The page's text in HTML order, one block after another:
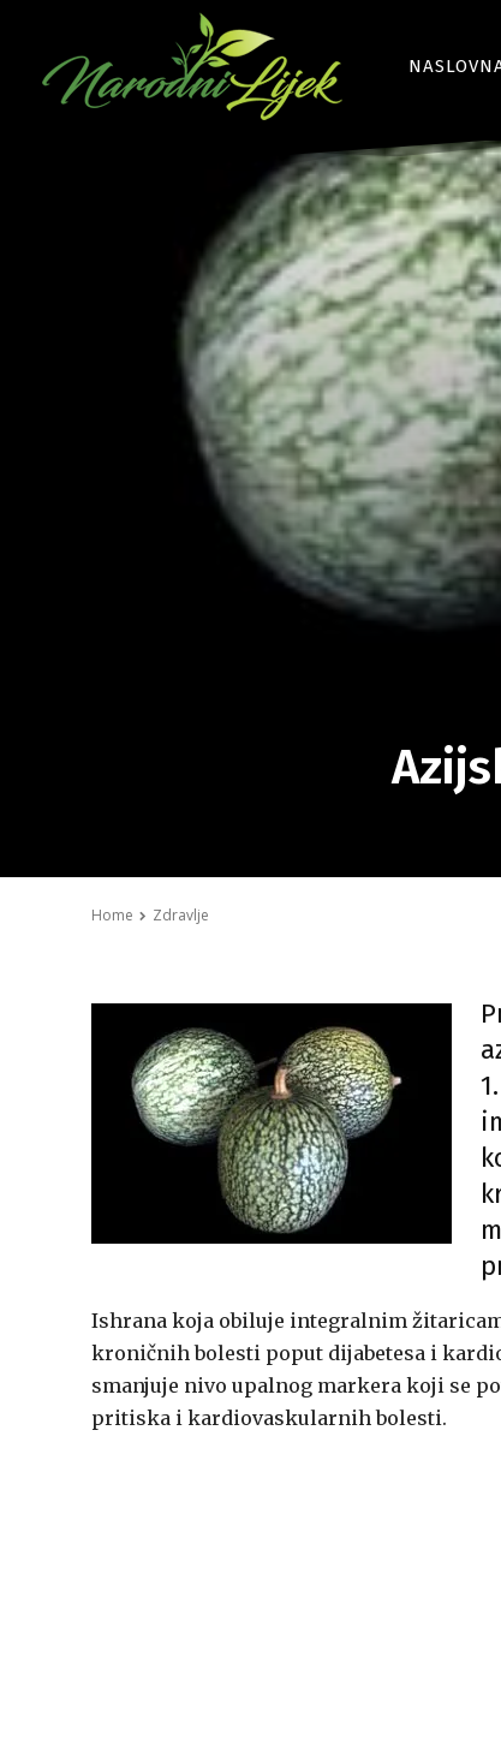
Home Zdravlje
Ishrana koja obiluje integralnim
kroničnih bolesti poput dijabetesa i
smanjuje nivo upalnog markera koji se
pritiska i kardiovaskularnih bolesti.